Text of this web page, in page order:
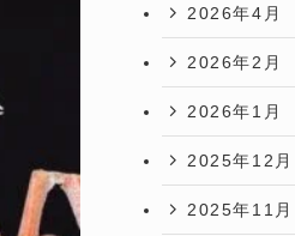
2026年4月
2026年2月
2026年1月
2025年12月
2025年11月